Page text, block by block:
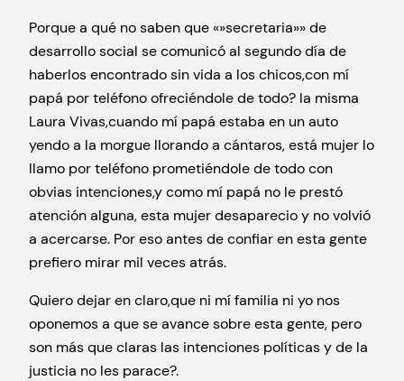
Porque a qué no saben que «»secretaria»» de
desarrollo social se comunicó al segundo día de
haberlos encontrado sin vida a los chicos,con mí
papá por teléfono ofreciéndole de todo? la misma
Laura Vivas,cuando mí papá estaba en un auto
yendo a la morgue llorando a cántaros, está mujer lo
llamo por teléfono prometiéndole de todo con
obvias intenciones,y como mí papá no le prestó
atención alguna, esta mujer desaparecio y no volvió
a acercarse. Por eso antes de confiar en esta gente
prefiero mirar mil veces atrás.
Quiero dejar en claro,que ni mí familia ni yo nos
oponemos a que se avance sobre esta gente, pero
son más que claras las intenciones políticas y de la
justicia no les parace?.